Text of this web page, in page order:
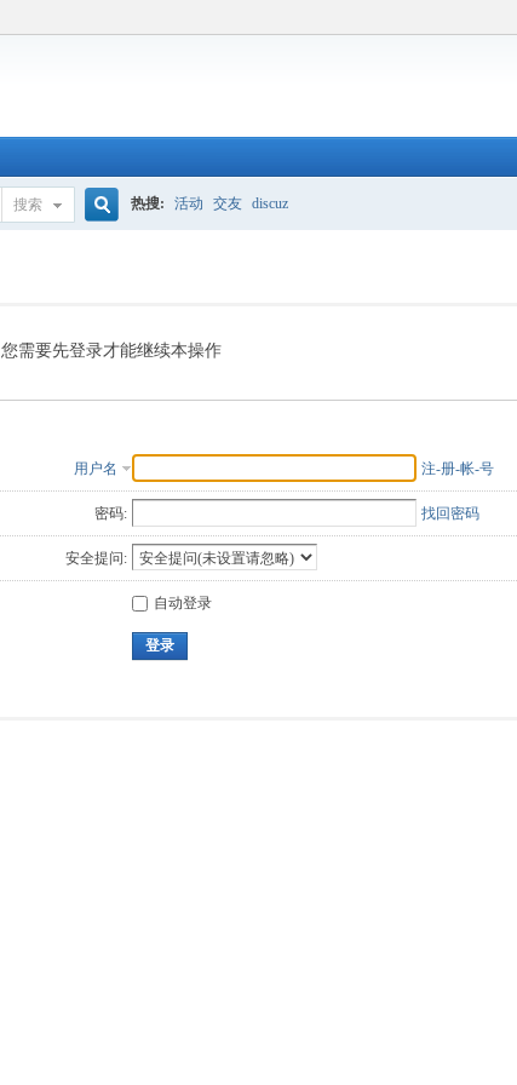
搜索
索
热搜: 活动 交友 discuz
您需要先登录才能继续本操作
用户名 注-册-帐-号
密码: 找回密码
安全提问:
自动登录
登录